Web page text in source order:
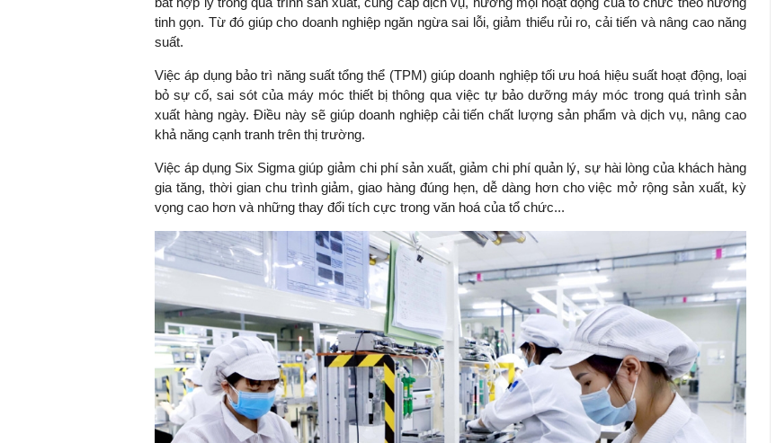
tinh gọn. Từ đó giúp cho doanh nghiệp ngăn ngừa sai lỗi, giảm thiểu rủi ro, cải tiến và nâng cao năng
suất.
Việc áp dụng bảo trì năng suất tổng thể (TPM) giúp doanh nghiệp tối ưu hoá hiệu suất hoạt động, loại
bỏ sự cố, sai sót của máy móc thiết bị thông qua việc tự bảo dưỡng máy móc trong quá trình sản
xuất hàng ngày. Điều này sẽ giúp doanh nghiệp cải tiến chất lượng sản phẩm và dịch vụ, nâng cao
khả năng cạnh tranh trên thị trường.
Việc áp dụng Six Sigma giúp giảm chi phí sản xuất, giảm chi phí quản lý, sự hài lòng của khách hàng
gia tăng, thời gian chu trình giảm, giao hàng đúng hẹn, dễ dàng hơn cho việc mở rộng sản xuất, kỳ
vọng cao hơn và những thay đổi tích cực trong văn hoá của tổ chức...
Viện Kinh tế Tài chính
ngay từ bây giờ và trên thực tế
đang được tiến hành như tăng
đầu tư cho khoa học công
nghệ; ban hành các cơ chế
khuyến khích đổi mới sáng tạo,
khởi nghiệp..."
sách tài khóa không chỉ mang ý
nghĩa hỗ trợ ngắn hạn mà còn
đóng vai trò tạo nền tảng cho